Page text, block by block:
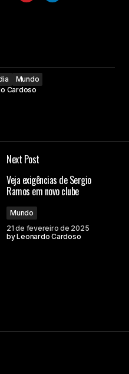
Mundo
Cardoso
Next Post
Veja exigências de Sergio
Ramos em novo clube
Mundo
21 de fevereiro de 2025
byLeonardo Cardoso